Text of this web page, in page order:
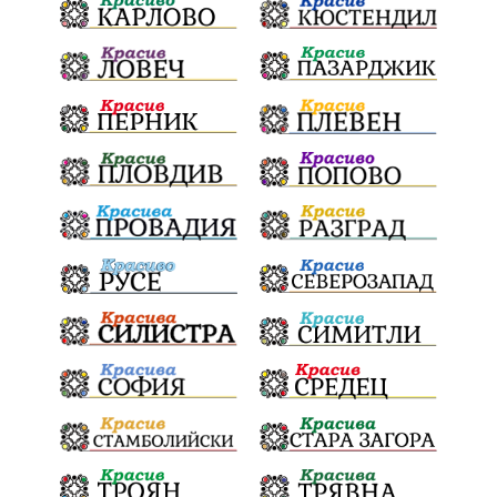
НационаленШампион ОрлинОрлиновЕнчев
ЕкатеринаДафовска Тракия ПТП
100Метра Атина
Живи свидетели на историята
БрашноСтоименов ИстинскиХляб
БългарскоКачество ПътнаИнфраструктура
Асфалт ВСС СъдебнаРеформа Шантаж
ПолитическиНатиск ЗаплахаЗаАрест
ПартияВеличие